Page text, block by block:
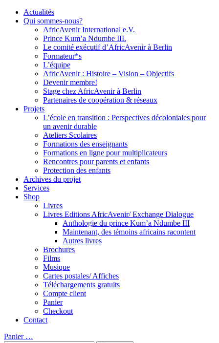
Actualités
Qui sommes-nous?
AfricAvenir International e.V.
Prince Kum’a Ndumbe III.
Le comité exécutif d’AfricAvenir à Berlin
Formateur*s
L’équipe
AfricAvenir : Histoire – Vision – Objectifs
Devenir membre!
Stage chez AfricAvenir à Berlin
Partenaires de coopération & réseaux
Projets
L’école en transition : Perspectives décoloniales pour
un avenir durable
Ateliers Scolaires
Formations des enseignants
Formations en ligne pour multiplicateurs
Rencontres pour parents et enfants
Protection des enfants
Archives du projet
Services
Shop
Livres
Livres Editions AfricAvenir/ Exchange Dialogue
Anthologie du prince Kum’a Ndumbe III
Maintenant, des témoins africains racontent
Autres livres
Brochures
Films
Musique
Cartes postales/ Affiches
Téléchargements gratuits
Compte client
Panier
Checkout
Contact
Panier …